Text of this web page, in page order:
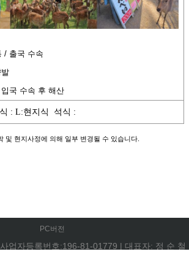
PC버전
사업자등록번호:196-81-01779 | 대표자: 정 순 철